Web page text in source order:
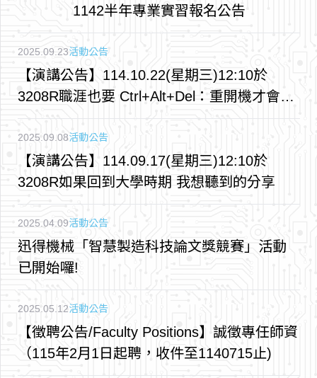
1142半年專業實習報名公告
2025.09.23活動公告
【演講公告】114.10.22(星期三)12:10於
3208R職涯也要 Ctrl+Alt+Del：重開機才會有
新發現
2025.09.08活動公告
【演講公告】114.09.17(星期三)12:10於
3208R如果回到大學時期 我想聽到的分享
2025.04.09活動公告
迅得機械「智慧製造科技論文獎競賽」活動
已開始囉!
2025.05.12活動公告
【徵聘公告/Faculty Positions】誠徵專任師資
（115年2月1日起聘，收件至1140715止)